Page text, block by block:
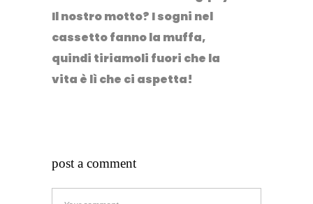
Il nostro motto? I sogni nel
cassetto fanno la muffa,
quindi tiriamoli fuori che la
vita è lì che ci aspetta!
post a comment